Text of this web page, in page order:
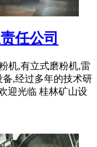
任公司
机,有立式磨粉机,雷
,经过多年的技术研
迎光临 桂林矿山设